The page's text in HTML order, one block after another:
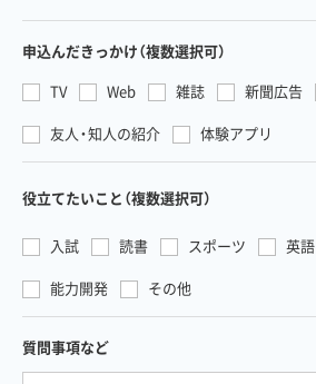
申込んだきっかけ（複数選択可）
TV
Web 雑誌 新聞広告
友人・知人の紹介
体験アプリ
役立てたいこと （複数選択可）
入試 読書 スポーツ 英語
能力開発
その他
質問事項など